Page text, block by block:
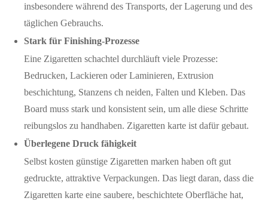
insbesondere während des Transports, der Lagerung und des
täglichen Gebrauchs.
Stark für Finishing-Prozesse
Eine Zigaretten schachtel durchläuft viele Prozesse:
Bedrucken, Lackieren oder Laminieren, Extrusion
beschichtung, Stanzens ch neiden, Falten und Kleben. Das
Board muss stark und konsistent sein, um alle diese Schritte
reibungslos zu handhaben. Zigaretten karte ist dafür gebaut.
Überlegene Druck fähigkeit
Selbst kosten günstige Zigaretten marken haben oft gut
gedruckte, attraktive Verpackungen. Das liegt daran, dass die
Zigaretten karte eine saubere, beschichtete Oberfläche hat,